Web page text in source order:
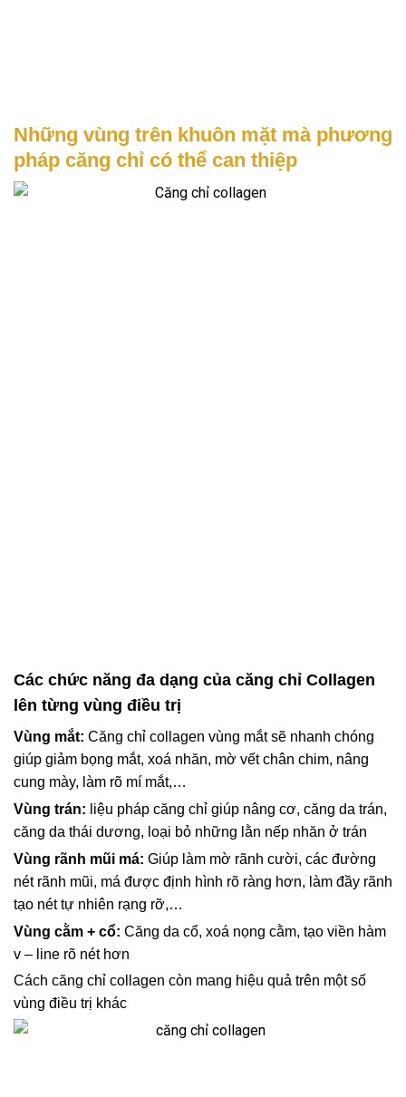
Những vùng trên khuôn mặt mà phương
pháp căng chỉ có thể can thiệp
Các chức năng đa dạng của căng chỉ Collagen
lên từng vùng điều trị
Vùng mắt: Căng chỉ collagen vùng mắt sẽ nhanh chóng
giúp giảm bọng mắt, xoá nhăn, mờ vết chân chim, nâng
cung mày, làm rõ mí mắt,…
Vùng trán: liệu pháp căng chỉ giúp nâng cơ, căng da trán,
căng da thái dương, loại bỏ những lằn nếp nhăn ở trán
Vùng rãnh mũi má: Giúp làm mờ rãnh cười, các đường
nét rãnh mũi, má được định hình rõ ràng hơn, làm đầy rãnh
tạo nét tự nhiên rạng rỡ,…
Vùng cằm + cổ: Căng da cổ, xoá nọng cằm, tạo viền hàm
v – line rõ nét hơn
Cách căng chỉ collagen còn mang hiệu quả trên một số
vùng điều trị khác